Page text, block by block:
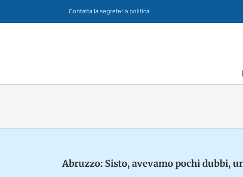
Contatta la segreteria politica
Abruzzo: Sisto, avevamo pochi dubbi,